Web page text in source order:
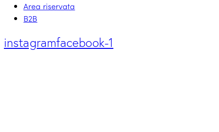
Area riservata
B2B
instagramfacebook-1